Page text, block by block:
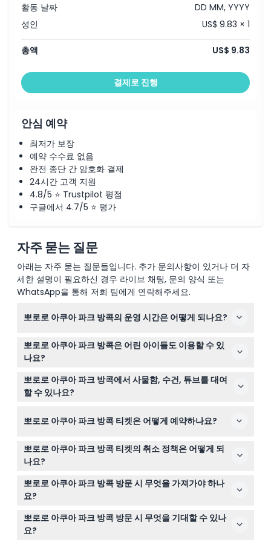
활동 날짜
DD MM, YYYY
성인
US$ 9.83 × 1
총액 US$ 9.83
결제로 진행
안심 예약
최저가 보장
예약 수수료 없음
완전 종단 간 암호화 결제
24시간 고객 지원
4.8/5 ⭐ Trustpilot 평점
구글에서 4.7/5 ⭐ 평가
자주 묻는 질문
아래는 자주 묻는 질문들입니다. 추가 문의사항이 있거나 더 자
세한 설명이 필요하신 경우 라이브 채팅, 문의 양식 또는
WhatsApp을 통해 저희 팀에게 연락해주세요.
뽀로로 아쿠아 파크 방콕의 운영 시간은 어떻게 되나요?
뽀로로 아쿠아 파크 방콕은 월요일부터 금요일까지 오전 10
시 30분부터 오후 7시까지 운영하며, 주말 및 공휴일에는
오전 10시부터 오후 7시까지 운영합니다. 수영장은 오후 6
시에 문을 닫지만, 샤워 및 탈의 시설은 오후 7시까지 이용
할 수 있습니다(변동 가능하니 예약 시 꼭 확인하세요).
뽀로로 아쿠아 파크 방콕은 어린 아이들도 이용할 수 있
나요?
네! 키 89cm 미만 어린이는 무료 입장할 수 있고, 90cm
에서 120cm 사이의 어린이용 티켓도 구입할 수 있습니다.
또한 키 120cm 미만 어린이는 공원의 안전 지침에 따라 보
뽀로로 아쿠아 파크 방콕에서 사물함, 수건, 튜브를 대여
할 수 있나요?
수건은 THB 60, 튜브는 일반형 THB 60, 더블 튜브는 THB
뽀로로 아쿠아 파크 방콕 티켓은 어떻게 예약하나요?
이 웹사이트에서 편리하게 뽀로로 아쿠아 파크 방콕 티켓을
온라인으로 예약할 수 있으며, 또한 이용 가능 여부 확인과
방문 계획 수립도 가능합니다.
뽀로로 아쿠아 파크 방콕 티켓의 취소 정책은 어떻게 되
나요?
티켓은 환불 불가하며 어떠한 경우에도 취소가 불가능하므
로 예약 전에 계획을 확실히 세우시기 바랍니다.
뽀로로 아쿠아 파크 방콕 방문 시 무엇을 가져가야 하나
요?
수영복과 원하는 경우 수건, 자외선 차단제, 편안한 물놀이
용 신발을 지참하세요. 식사와 음료는 구매할 수 있으니 가
볍게 짐을 꾸리시면 됩니다.
뽀로로 아쿠아 파크 방콕 방문 시 무엇을 기대할 수 있나
요?